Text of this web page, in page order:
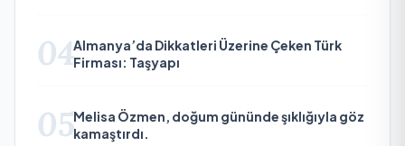
04Almanya’da Dikkatleri Üzerine Çeken Türk
Firması: Taşyapı
05Melisa Özmen, doğum gününde şıklığıyla göz
kamaştırdı.